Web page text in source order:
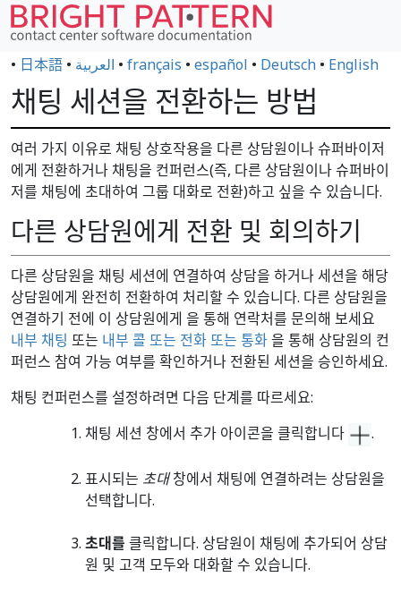
• 日本語 • العربية • français • español • Deutsch • English
채팅 세션을 전환하는 방법
여러 가지 이유로 채팅 상호작용을 다른 상담원이나 슈퍼바이저
에게 전환하거나 채팅을 컨퍼런스(즉, 다른 상담원이나 슈퍼바이
저를 채팅에 초대하여 그룹 대화로 전환)하고 싶을 수 있습니다.
다른 상담원에게 전환 및 회의하기
다른 상담원을 채팅 세션에 연결하여 상담을 하거나 세션을 해당
상담원에게 완전히 전환하여 처리할 수 있습니다. 다른 상담원을
연결하기 전에 이 상담원에게 을 통해 연락처를 문의해 보세요
내부 채팅 또는 내부 콜 또는 전화 또는 통화을 통해 상담원의 컨
퍼런스 참여 가능 여부를 확인하거나 전환된 세션을 승인하세요.
채팅 컨퍼런스를 설정하려면 다음 단계를 따르세요:
채팅 세션 창에서 추가 아이콘을 클릭합니다
.
표시되는 초대창에서 채팅에 연결하려는 상담원을
선택합니다.
초대를 클릭합니다. 상담원이 채팅에 추가되어 상담
원 및 고객 모두와 대화할 수 있습니다.